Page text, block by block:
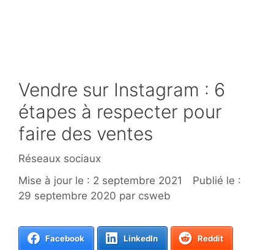
Vendre sur Instagram : 6
étapes à respecter pour
faire des ventes
Catégories
Réseaux sociaux
2 septembre 2021
29 septembre 2020 par csweb
Facebook LinkedIn Reddit